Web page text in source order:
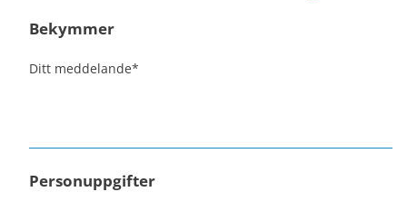
Bekymmer
Ditt meddelande*
Personuppgifter